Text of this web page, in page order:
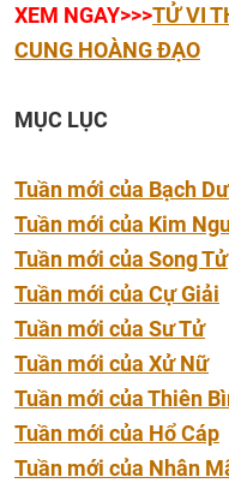
XEM NGAY>>>TỬ VI
CUNG HOÀNG ĐẠO
MỤC LỤC
Tuần mới của Bạch
Tuần mới của Kim
Tuần mới của Song Tử
Tuần mới của Cự Giải
Tuần mới của Sư Tử
Tuần mới của Xử Nữ
Tuần mới của Thiên
Tuần mới của Hổ Cáp
Tuần mới của Nhân